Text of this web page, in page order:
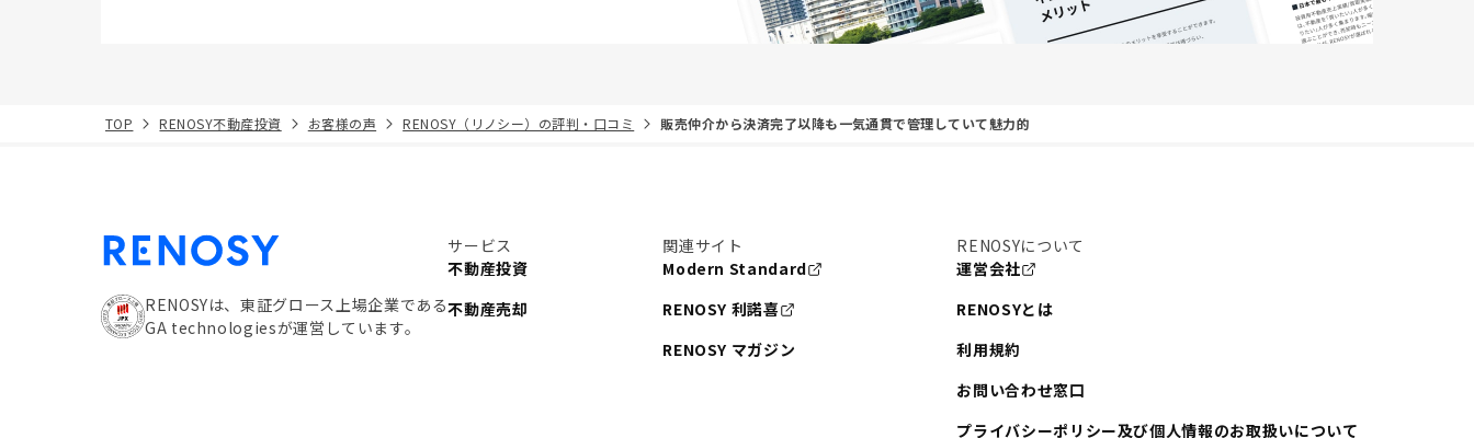
TOP RENOSY不動産投資 お客様の声 RENOSY（リノシー）の評判・口コミ 販売仲介から決済完了以降も一気通貫で管理していて魅力的
RENOSYは、東証グロース上場企業である
GA technologiesが運営しています。
サービス
不動産投資
不動産売却
関連サイト
Modern Standard
RENOSY 利諾喜
RENOSY マガジン
RENOSYについて
運営会社
RENOSYとは
利用規約
お問い合わせ窓口
プライバシーポリシー及び個人情報のお取扱いについて